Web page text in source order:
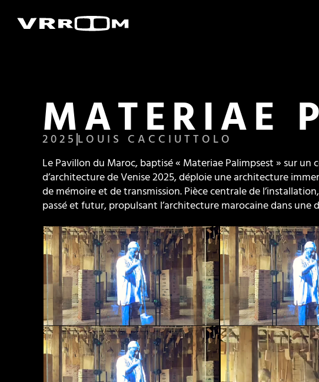
MATERIAE
2025 LOUIS CACCIUTTOLO
Le Pavillon du Maroc, baptisé « Materiae Palimpsest » sur
d’architecture de Venise 2025, déploie une architecture
de mémoire et de transmission. Pièce centrale de
passé et futur, propulsant l’architecture marocaine dans